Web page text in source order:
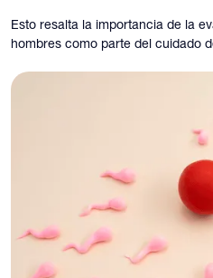
Esto resalta la importancia de la
hombres como parte del cuidado